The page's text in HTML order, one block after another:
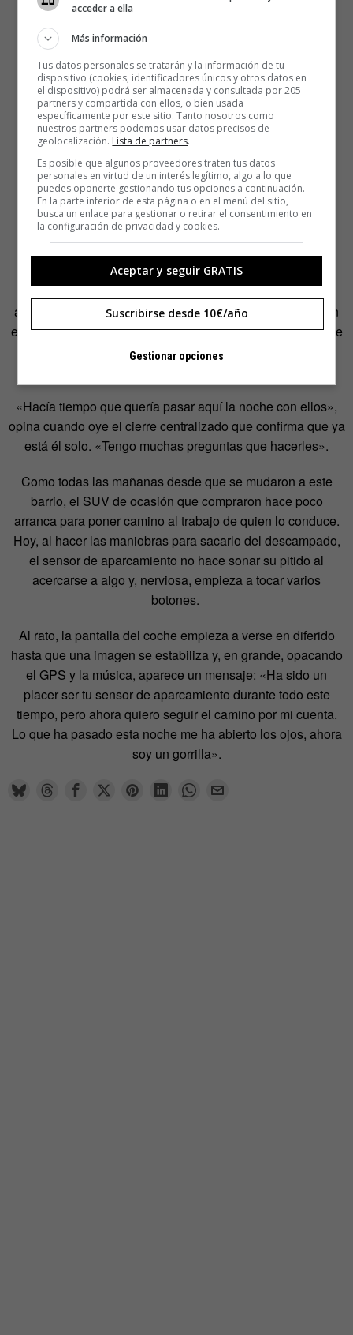
Con una sonrisa de oreja a oreja, el joven del chaleco se
acerca a la ventana del piloto y da un par de golpecitos en
el cristal; suelta una broma sobre lo cerca que ha estado de
dejarle sin dedos del pie y extiende un
«Hacía tiempo que quería pasar aquí la noche con ellos»,
opina cuando oye el cierre centralizado que confirma que ya
está él solo. «Tengo muchas preguntas que hacerles».
Como todas las mañanas desde que se mudaron a este
barrio, el SUV de ocasión que compraron hace poco
arranca para poner camino al trabajo de quien lo conduce.
Hoy, al hacer las maniobras para sacarlo del descampado,
el sensor de aparcamiento no hace sonar su pitido al
acercarse a algo y, nerviosa, empieza a tocar varios
botones.
Al rato, la pantalla del coche empieza a verse en diferido
hasta que una imagen se estabiliza y, en grande, opacando
el GPS y la música, aparece un mensaje: «Ha sido un
placer ser tu sensor de aparcamiento durante todo este
tiempo, pero ahora quiero seguir el camino por mi cuenta.
Lo que ha pasado esta noche me ha abierto los ojos, ahora
soy un gorrilla».
acceder a ella
Más información
Tus datos personales se tratarán y la información de tu
dispositivo (cookies, identificadores únicos y otros datos en
el dispositivo) podrá ser almacenada y consultada por 205
partners y compartida con ellos, o bien usada
específicamente por este sitio. Tanto nosotros como
nuestros partners podemos usar datos precisos de
geolocalización. Lista de partners.
Es posible que algunos proveedores traten tus datos
personales en virtud de un interés legítimo, algo a lo que
puedes oponerte gestionando tus opciones a continuación.
En la parte inferior de esta página o en el menú del sitio,
busca un enlace para gestionar o retirar el consentimiento en
la configuración de privacidad y cookies.
Aceptar y seguir GRATIS
Suscribirse desde 10€/año
Gestionar opciones